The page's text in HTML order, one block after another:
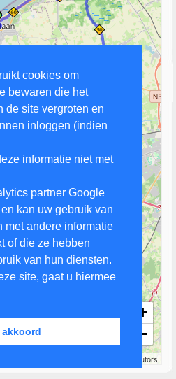
cookies om
bewaren die het
de site vergroten en
inloggen (indien
informatie niet met
partner Google
kan uw gebruik van
met andere informatie
of die ze hebben
van hun diensten.
site, gaat u hiermee
akkoord
+
−
contributors